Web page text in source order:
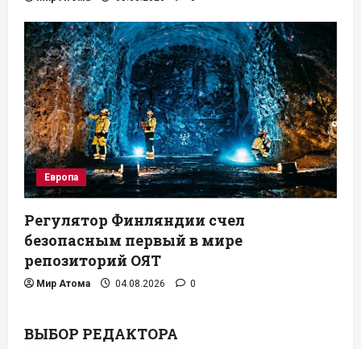
Европа
Регулятор Финляндии счел
безопасным первый в мире
репозиторий ОЯТ
Мир Атома 04.08.2026 0
ВЫБОР РЕДАКТОРА